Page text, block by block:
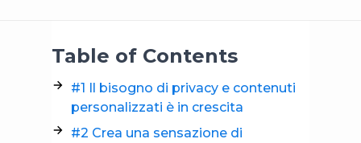
Table of Contents
#1 Il bisogno di privacy e contenuti
personalizzati è in crescita
#2 Crea una sensazione di